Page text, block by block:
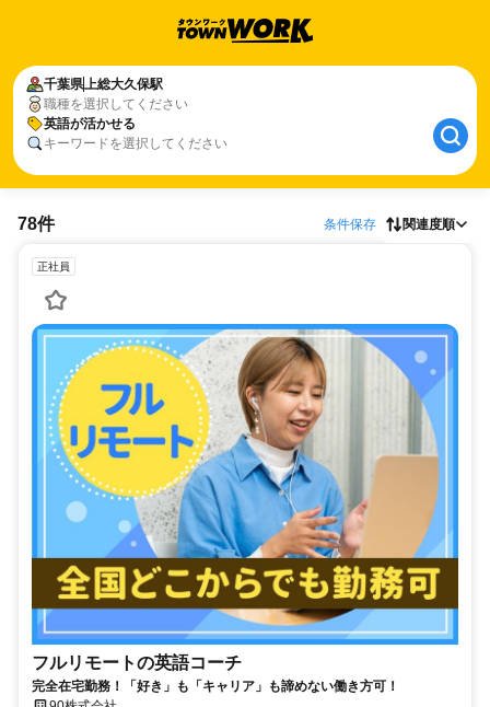
千葉県上総大久保駅
職種を選択してください
英語が活かせる
キーワードを選択してください
78件 条件保存 関連度順
正社員
フルリモートの英語コーチ
完全在宅勤務！「好き」も「キャリア」も諦めない働き方可！